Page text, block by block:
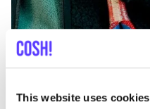
This website uses cookies